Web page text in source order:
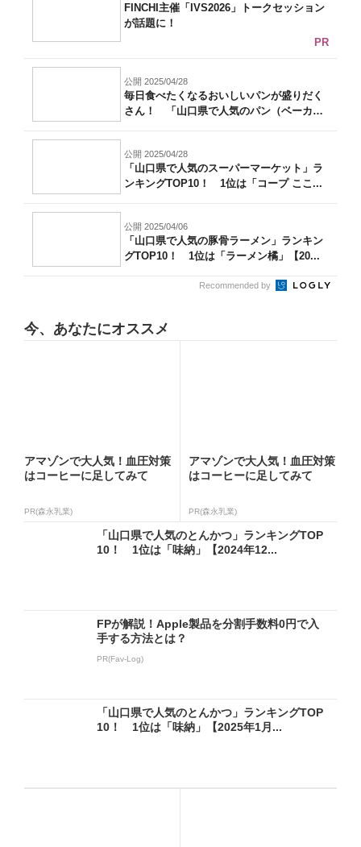
FINCHI主催「IVS2026」トークセッション
が話題に！
PR
公開 2025/04/28
毎日食べたくなるおいしいパンが盛りだく
さん！ 「山口県で人気のパン（ベーカリ
公開 2025/04/28
「山口県で人気のスーパーマーケット」ラ
ンキングTOP10！ 1位は「コープ ここ...
公開 2025/04/06
「山口県で人気の豚骨ラーメン」ランキン
グTOP10！ 1位は「ラーメン橘」【20...
Recommended by
今、あなたにオススメ
アマゾンで大人気！血圧対策
はコーヒーに足してみて
PR(森永乳業)
アマゾンで大人気！血圧対策
はコーヒーに足してみて
PR(森永乳業)
「山口県で人気のとんかつ」ランキングTOP
10！ 1位は「味納」【2024年12...
FPが解説！Apple製品を分割手数料0円で入
手する方法とは？
PR(Fav-Log)
「山口県で人気のとんかつ」ランキングTOP
10！ 1位は「味納」【2025年1月...